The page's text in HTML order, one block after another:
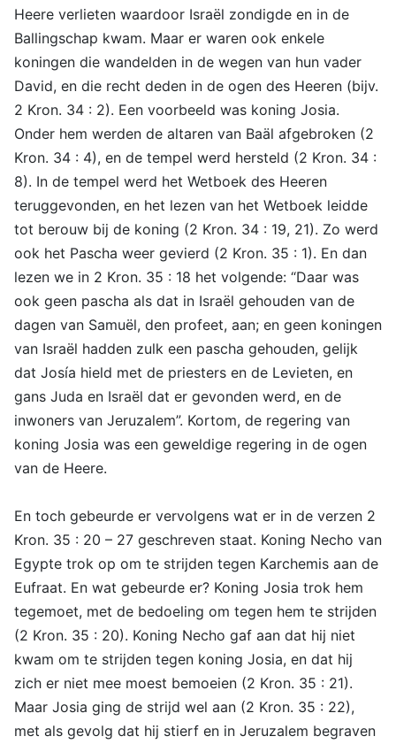
Heere verlieten waardoor Israël zondigde en in de
Ballingschap kwam. Maar er waren ook enkele
koningen die wandelden in de wegen van hun vader
David, en die recht deden in de ogen des Heeren (bijv.
2 Kron. 34 : 2). Een voorbeeld was koning Josia.
Onder hem werden de altaren van Baäl afgebroken (2
Kron. 34 : 4), en de tempel werd hersteld (2 Kron. 34 :
8). In de tempel werd het Wetboek des Heeren
teruggevonden, en het lezen van het Wetboek leidde
tot berouw bij de koning (2 Kron. 34 : 19, 21). Zo werd
ook het Pascha weer gevierd (2 Kron. 35 : 1). En dan
lezen we in 2 Kron. 35 : 18 het volgende: “Daar was
ook geen pascha als dat in Israël gehouden van de
dagen van Samuël, den profeet, aan; en geen koningen
van Israël hadden zulk een pascha gehouden, gelijk
dat Josía hield met de priesters en de Levieten, en
gans Juda en Israël dat er gevonden werd, en de
inwoners van Jeruzalem”. Kortom, de regering van
koning Josia was een geweldige regering in de ogen
van de Heere.
En toch gebeurde er vervolgens wat er in de verzen 2
Kron. 35 : 20 – 27 geschreven staat. Koning Necho van
Egypte trok op om te strijden tegen Karchemis aan de
Eufraat. En wat gebeurde er? Koning Josia trok hem
tegemoet, met de bedoeling om tegen hem te strijden
(2 Kron. 35 : 20). Koning Necho gaf aan dat hij niet
kwam om te strijden tegen koning Josia, en dat hij
zich er niet mee moest bemoeien (2 Kron. 35 : 21).
Maar Josia ging de strijd wel aan (2 Kron. 35 : 22),
met als gevolg dat hij stierf en in Jeruzalem begraven